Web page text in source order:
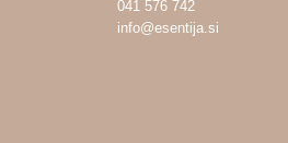
041 576 742
info@esentija.si